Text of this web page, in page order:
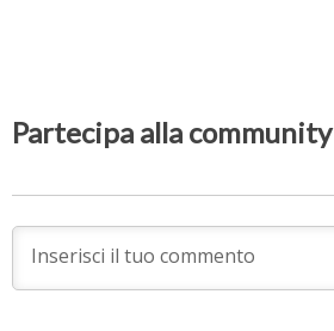
Partecipa alla community